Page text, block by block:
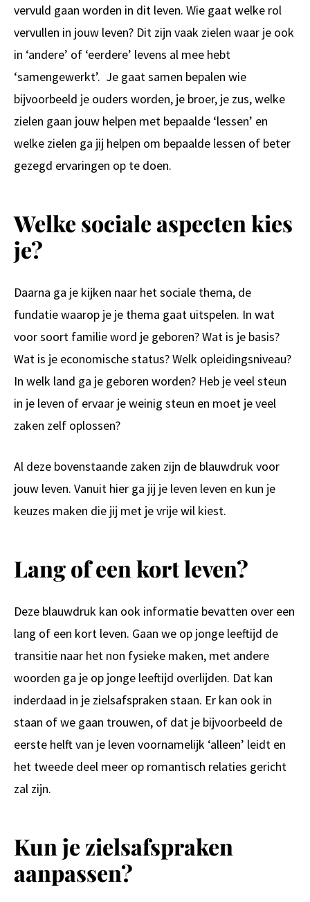
vervuld gaan worden in dit leven. Wie gaat welke rol
vervullen in jouw leven? Dit zijn vaak zielen waar je ook
in ‘andere’ of ‘eerdere’ levens al mee hebt
‘samengewerkt’. Je gaat samen bepalen wie
bijvoorbeeld je ouders worden, je broer, je zus, welke
zielen gaan jouw helpen met bepaalde ‘lessen’ en
welke zielen ga jij helpen om bepaalde lessen of beter
gezegd ervaringen op te doen.
Welke sociale aspecten kies
je?
Daarna ga je kijken naar het sociale thema, de
fundatie waarop je je thema gaat uitspelen. In wat
voor soort familie word je geboren? Wat is je basis?
Wat is je economische status? Welk opleidingsniveau?
In welk land ga je geboren worden? Heb je veel steun
in je leven of ervaar je weinig steun en moet je veel
zaken zelf oplossen?
Al deze bovenstaande zaken zijn de blauwdruk voor
jouw leven. Vanuit hier ga jij je leven leven en kun je
keuzes maken die jij met je vrije wil kiest.
Lang of een kort leven?
Deze blauwdruk kan ook informatie bevatten over een
lang of een kort leven. Gaan we op jonge leeftijd de
transitie naar het non fysieke maken, met andere
woorden ga je op jonge leeftijd overlijden. Dat kan
inderdaad in je zielsafspraken staan. Er kan ook in
staan of we gaan trouwen, of dat je bijvoorbeeld de
eerste helft van je leven voornamelijk ‘alleen’ leidt en
het tweede deel meer op romantisch relaties gericht
zal zijn.
Kun je zielsafspraken
aanpassen?